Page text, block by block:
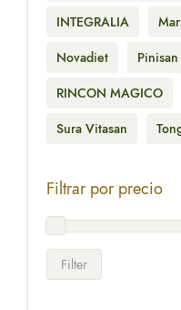
INTEGRALIA
Novadiet
Pinisan
RINCON MAGICO
Sura Vitasan
Filtrar por precio
Filter